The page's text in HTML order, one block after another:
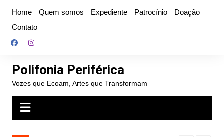
conteúdo
Home Quem somos Expediente Patrocínio
Doação
Contato
Polifonia Periférica
Vozes que Ecoam, Artes que Transformam
Projota relança a mixtape “Projeção”,